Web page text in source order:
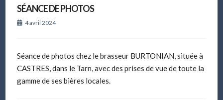
SÉANCE DE PHOTOS
4 avril 2024
Séance de photos chez le brasseur BURTONIAN, située à
CASTRES, dans le Tarn, avec des prises de vue de toute la
gamme de ses bières locales.